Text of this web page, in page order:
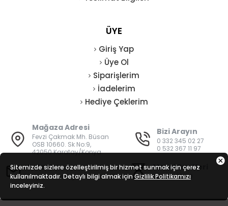
ÜYE
Giriş Yap
Üye Ol
Siparişlerim
İadelerim
Hediye Çeklerim
Mağaza Adresi
Fevzi Çakmak Mh. Büsan
OSB 10660. Sk No:9,
42050 Karatay/Konya
Bizi Arayın
0 332 345 02 27
0 532 367 11 97
E-Posta
bilgi@vatanisguvenligi.com
Mesai Saatleri
08:00 - 19:00
Sitemizde sizlere özelleştirilmiş bir hizmet sunmak için çerez
kullanılmaktadır. Detaylı bilgi almak için Gizlilik Politikamızı
inceleyiniz.